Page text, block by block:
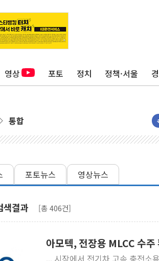
영상 포토 정치 정책·서울
통합
포토뉴스 영상뉴스
결과 [총 406건]
아모텍, 전장용 MLCC 수주
... 시장에서 전기차 고속 충전소